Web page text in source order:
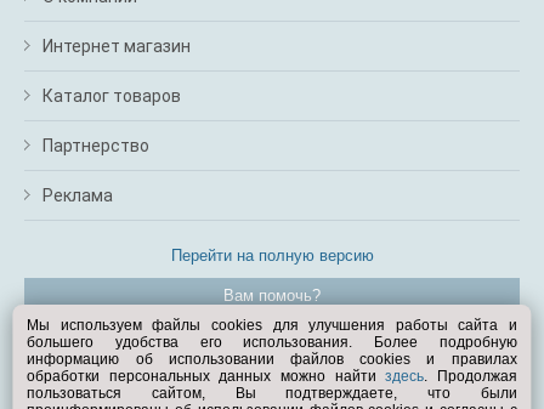
Интернет магазин
Каталог товаров
Партнерство
Реклама
Перейти на полную версию
Вам помочь?
© Exist.ru 1998—2026
Мы используем файлы cookies для улучшения работы сайта и
большего удобства его использования. Более подробную
информацию об использовании файлов cookies и правилах
обработки персональных данных можно найтиздесь. Продолжая
пользоваться сайтом, Вы подтверждаете, что были